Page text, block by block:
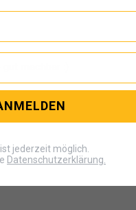
machbar :)
jederzeit möglich.
Datenschutzerklärung.